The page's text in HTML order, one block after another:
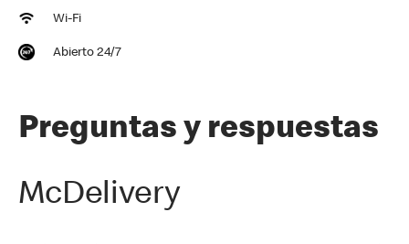
Wi-Fi
Abierto 24/7
Preguntas y respuestas
McDelivery